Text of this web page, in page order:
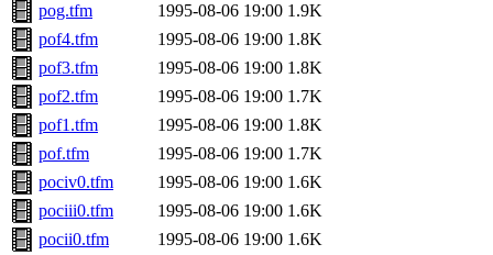
pog.tfm
1995-08-06 19:00 1.9K
pof4.tfm
1995-08-06 19:00 1.8K
pof3.tfm
1995-08-06 19:00 1.8K
pof2.tfm
1995-08-06 19:00 1.7K
pof1.tfm
1995-08-06 19:00 1.8K
pof.tfm
1995-08-06 19:00 1.7K
pociv0.tfm
1995-08-06 19:00 1.6K
pociii0.tfm
1995-08-06 19:00 1.6K
pocii0.tfm
1995-08-06 19:00 1.6K